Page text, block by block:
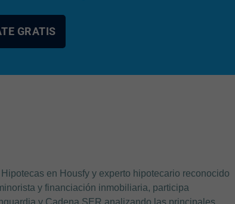
GRATIS
en Housfy y experto hipotecario reconocido
y financiación inmobiliaria, participa
y Cadena SER analizando las principales